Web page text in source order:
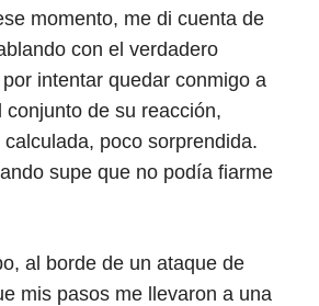
momento, me di cuenta de
con el verdadero
intentar quedar conmigo a
conjunto de su reacción,
poco sorprendida.
supe que no podía fiarme
al borde de un ataque de
mis pasos me llevaron a una